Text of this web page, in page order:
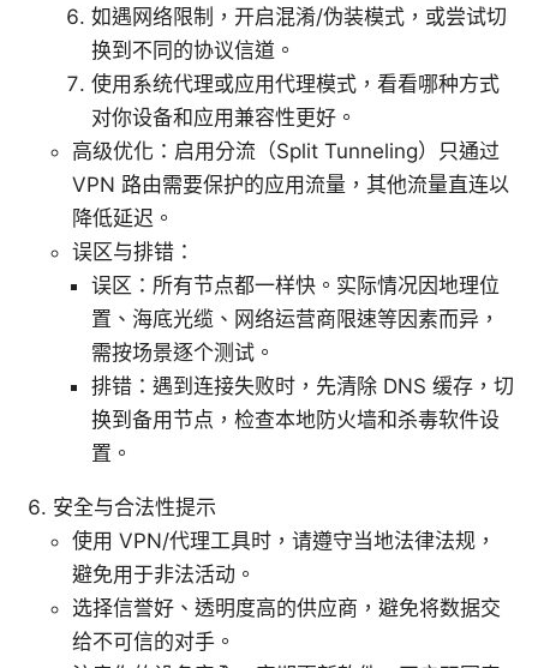
如遇网络限制，开启混淆/伪装模式，或尝试切
换到不同的协议信道。
使用系统代理或应用代理模式，看看哪种方式
对你设备和应用兼容性更好。
高级优化：启用分流（Split Tunneling）只通过
VPN 路由需要保护的应用流量，其他流量直连以
降低延迟。
误区与排错：
误区：所有节点都一样快。实际情况因地理位
置、海底光缆、网络运营商限速等因素而异，
需按场景逐个测试。
排错：遇到连接失败时，先清除 DNS 缓存，切
换到备用节点，检查本地防火墙和杀毒软件设
置。
安全与合法性提示
使用 VPN/代理工具时，请遵守当地法律法规，
避免用于非法活动。
选择信誉好、透明度高的供应商，避免将数据交
给不可信的对手。